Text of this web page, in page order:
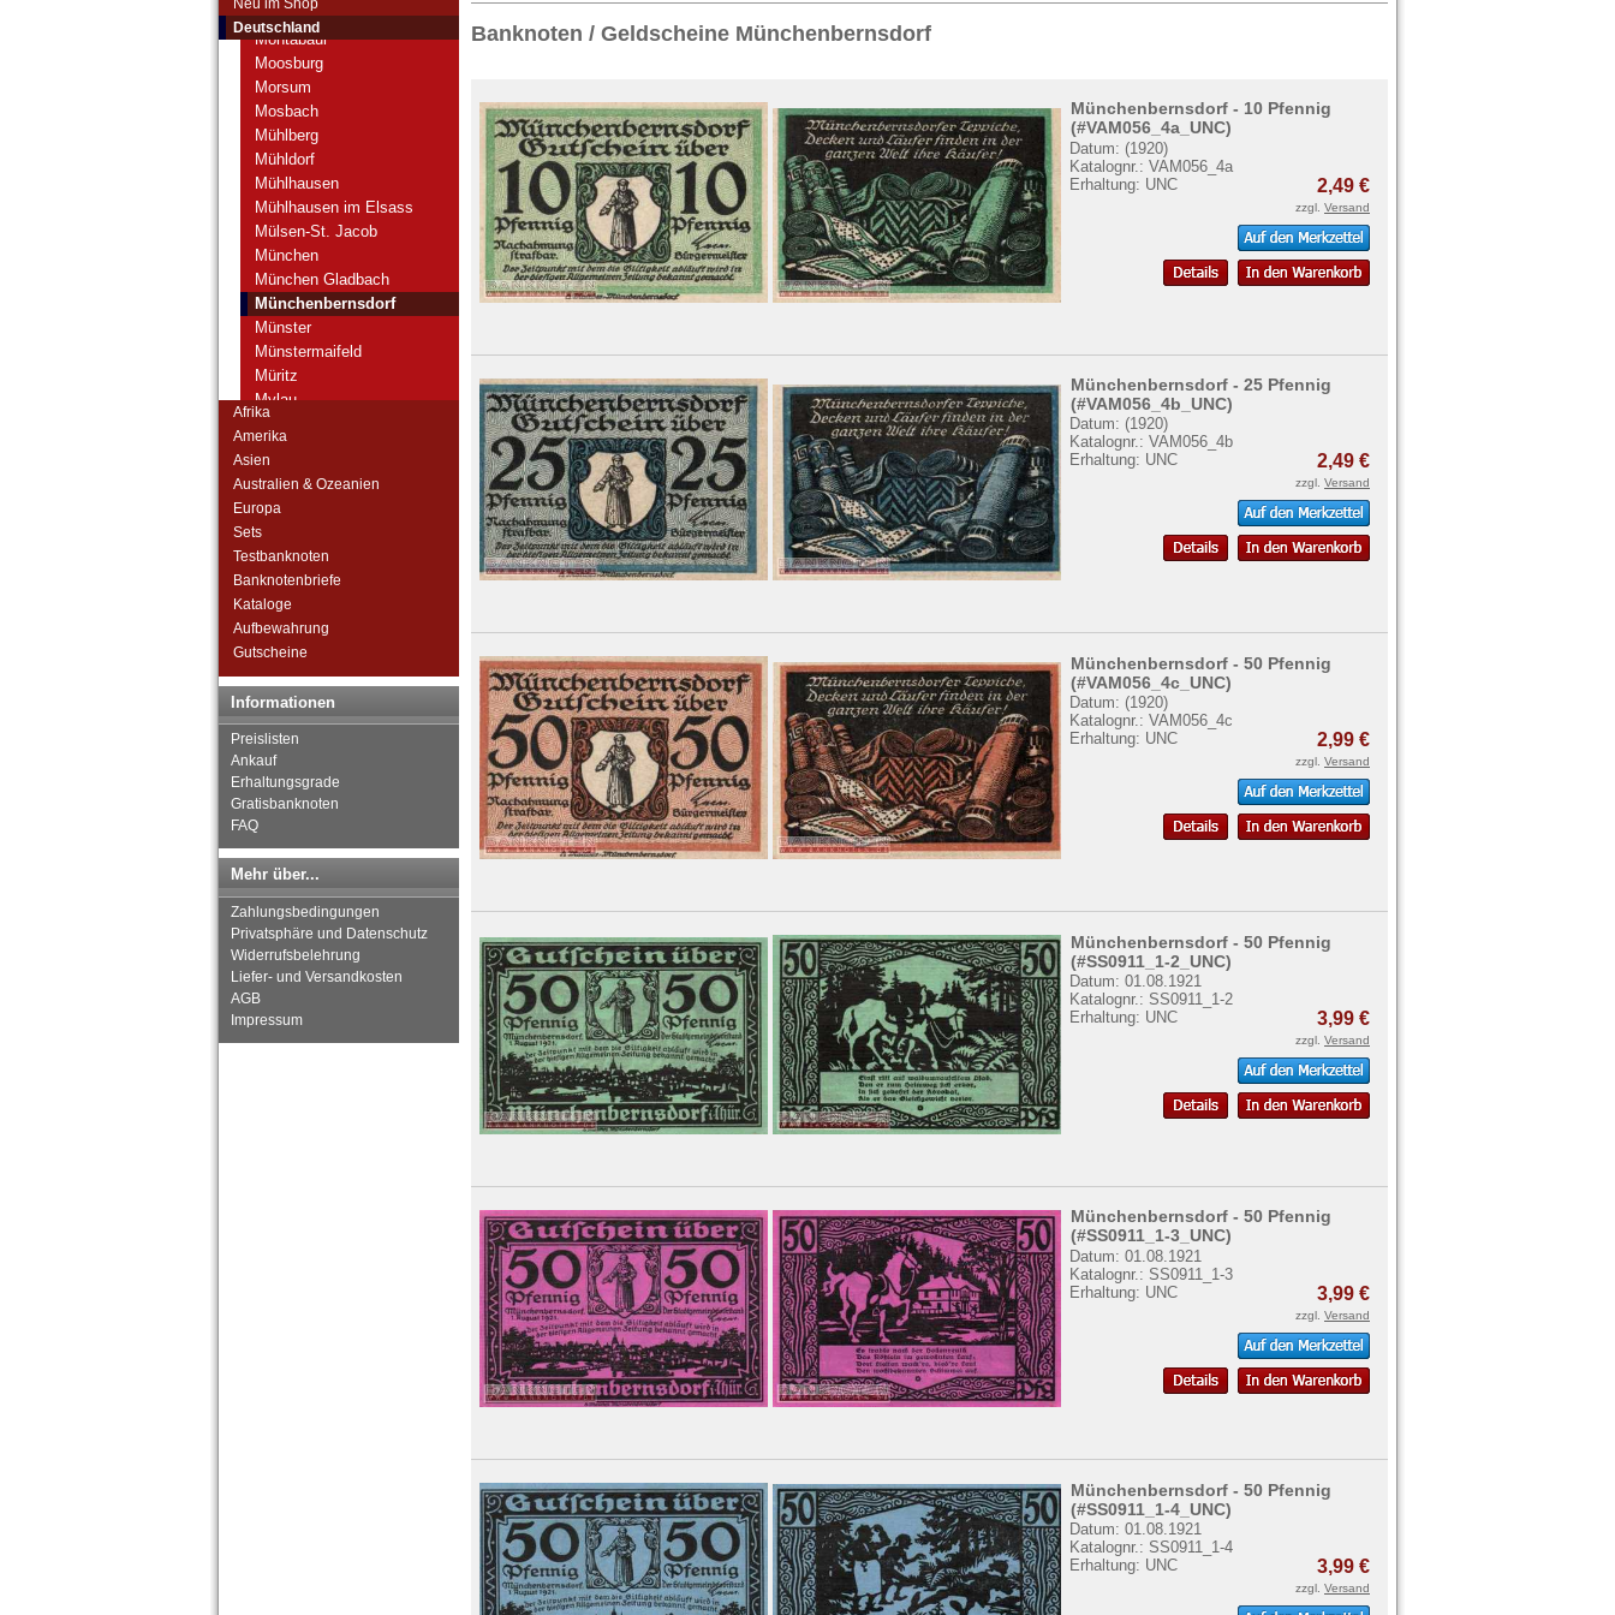
Siehier.
Deutschland
Monschau
Montabaur
Moosburg
Morsum
Mosbach
Mühlberg
Mühldorf
Mühlhausen
Mühlhausen im Elsass
Mülsen-St. Jacob
München
München Gladbach
Münchenbernsdorf
Münster
Münstermaifeld
Müritz
Mylau
Orte mit R...
Orte mit V...
Orte mit W...
Orte mit Z...
Afrika
Amerika
Asien
Australien & Ozeanien
Europa
Sets
Testbanknoten
Banknotenbriefe
Kataloge
Aufbewahrung
Gutscheine
Informationen
Preislisten
Ankauf
Erhaltungsgrade
Gratisbanknoten
FAQ
Mehr über...
Zahlungsbedingungen
Privatsphäre und Datenschutz
Widerrufsbelehrung
Liefer- und Versandkosten
AGB
Impressum
Banknoten / Geldscheine Münchenbernsdorf
Münchenbernsdorf - 10 Pfennig
(#VAM056_4a_UNC)
Datum: (1920)
Katalognr.: VAM056_4a
Erhaltung: UNC
2,49 €
zzgl. Versand
Münchenbernsdorf - 25 Pfennig
(#VAM056_4b_UNC)
Datum: (1920)
Katalognr.: VAM056_4b
Erhaltung: UNC
2,49 €
zzgl. Versand
Münchenbernsdorf - 50 Pfennig
(#VAM056_4c_UNC)
Datum: (1920)
Katalognr.: VAM056_4c
Erhaltung: UNC
2,99 €
zzgl. Versand
Münchenbernsdorf - 50 Pfennig
(#SS0911_1-2_UNC)
Datum: 01.08.1921
Katalognr.: SS0911_1-2
Erhaltung: UNC
3,99 €
zzgl. Versand
Münchenbernsdorf - 50 Pfennig
(#SS0911_1-3_UNC)
Datum: 01.08.1921
Katalognr.: SS0911_1-3
Erhaltung: UNC
3,99 €
zzgl. Versand
Münchenbernsdorf - 50 Pfennig
(#SS0911_1-4_UNC)
Datum: 01.08.1921
Katalognr.: SS0911_1-4
Erhaltung: UNC
3,99 €
zzgl. Versand